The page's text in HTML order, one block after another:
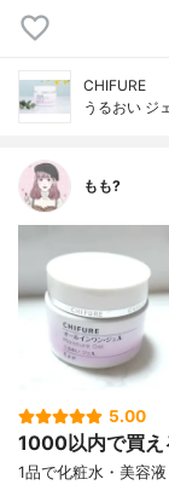
CHIFURE
うるおい ジ
もも?
5.00
1000以内で買え
1品で化粧水・美容